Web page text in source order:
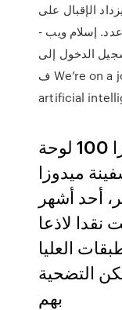
الإقبال على
إسلام ويب -
الدخول إلى
ف We’re on a journey to solve and democratize
artificial
تحليل لوحة طوف ميدوزا 100 لوحة
ميدوزا
أحد أشهر
نقدا لاذعا
العليا
التضحية
بهم